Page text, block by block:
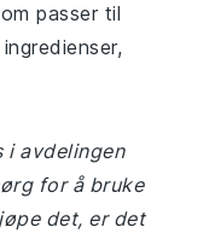
passer til
i avdelingen
for å bruke
det, er det